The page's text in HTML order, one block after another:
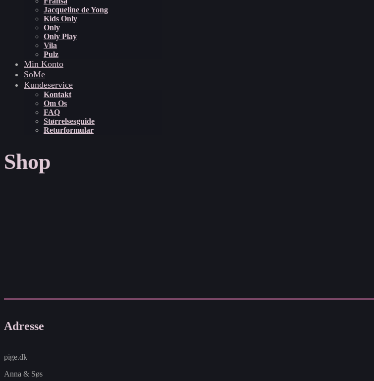
Jacqueline de Yong
Kids Only
Only
Only Play
Vila
Pulz
Min Konto
SoMe
Kundeservice
Kontakt
Om Os
FAQ
Størrelsesguide
Returformular
Shop
Adresse
pige.dk
Anna & Søs